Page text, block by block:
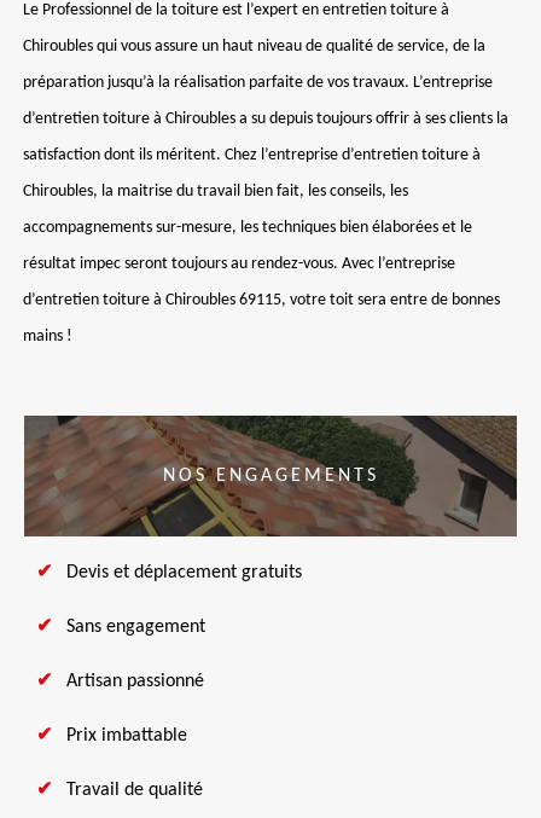
Le Professionnel de la toiture est l’expert en entretien toiture à
Chiroubles qui vous assure un haut niveau de qualité de service, de la
préparation jusqu’à la réalisation parfaite de vos travaux. L’entreprise
d’entretien toiture à Chiroubles a su depuis toujours offrir à ses clients la
satisfaction dont ils méritent. Chez l’entreprise d’entretien toiture à
Chiroubles, la maitrise du travail bien fait, les conseils, les
accompagnements sur-mesure, les techniques bien élaborées et le
résultat impec seront toujours au rendez-vous. Avec l’entreprise
d’entretien toiture à Chiroubles 69115, votre toit sera entre de bonnes
mains !
NOS ENGAGEMENTS
Devis et déplacement gratuits
Sans engagement
Artisan passionné
Prix imbattable
Travail de qualité